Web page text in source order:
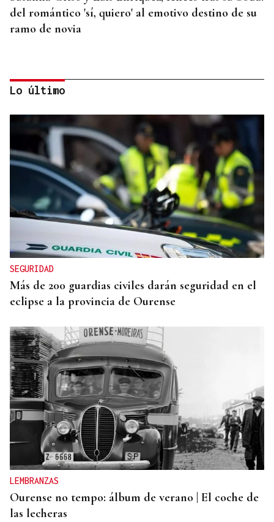
del romántico 'sí, quiero' al emotivo destino de su
ramo de novia
QUEN CHO DIXO
¿Sabe usted que la reina Letizia hizo un guiño a
Ourense en la final del Mundial?
Lo último
SEGURIDAD
Más de 200 guardias civiles darán seguridad en el
eclipse a la provincia de Ourense
LEMBRANZAS
Ourense no tempo: álbum de verano | El coche de
las lecheras